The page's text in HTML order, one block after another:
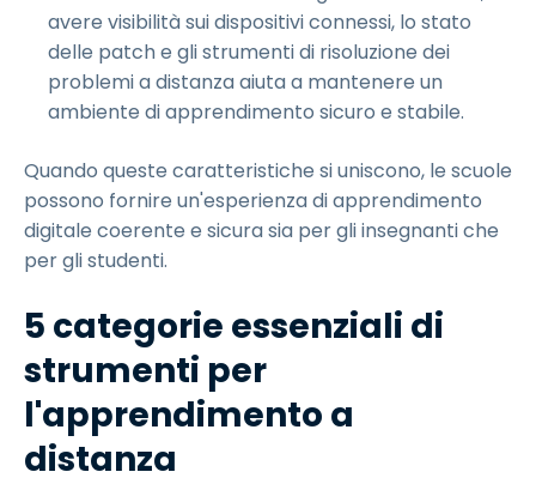
avere visibilità sui dispositivi connessi, lo stato
delle patch e gli strumenti di risoluzione dei
problemi a distanza aiuta a mantenere un
ambiente di apprendimento sicuro e stabile.
Quando queste caratteristiche si uniscono, le scuole
possono fornire un'esperienza di apprendimento
digitale coerente e sicura sia per gli insegnanti che
per gli studenti.
5 categorie essenziali di
strumenti per
l'apprendimento a
distanza